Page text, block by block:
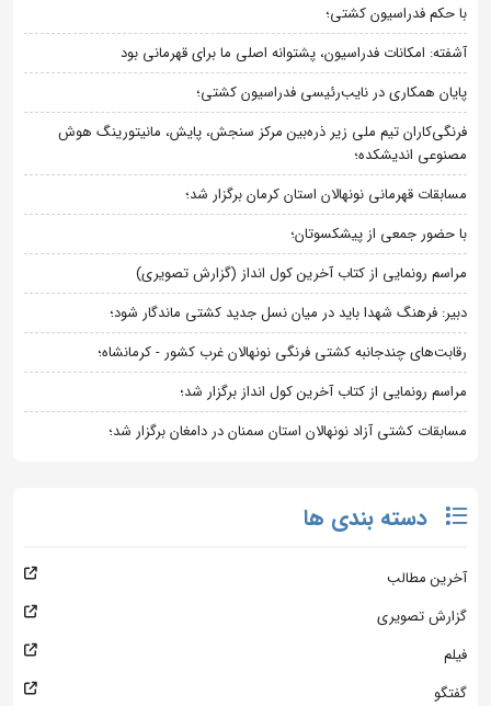
با حکم فدراسیون کشتی؛
آشفته: امکانات فدراسیون، پشتوانه اصلی ما برای قهرمانی بود
پایان همکاری در نایب‌رئیسی فدراسیون کشتی؛
فرنگی‌کاران تیم ملی زیر ذره‌بین مرکز سنجش، پایش، مانیتورینگ هوش
مصنوعی اندیشکده؛
مسابقات قهرمانی نونهالان استان کرمان برگزار شد؛
با حضور جمعی از پیشکسوتان؛
مراسم رونمایی از کتاب آخرین کول انداز (گزارش تصویری)
دبیر: فرهنگ شهدا باید در میان نسل جدید کشتی ماندگار شود؛
رقابت‌های چندجانبه کشتی فرنگی نونهالان غرب کشور - کرمانشاه؛
مراسم رونمایی از کتاب آخرین کول انداز برگزار شد؛
مسابقات کشتی آزاد نونهالان استان سمنان در دامغان برگزار شد؛
دسته بندی ها
آخرین مطالب
گزارش تصویری
فیلم
گفتگو